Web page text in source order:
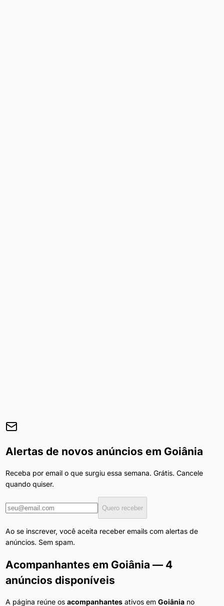
Alertas de novos anúncios em Goiânia
Receba por email o que surgiu essa semana. Grátis. Cancele
quando quiser.
Quero receber
Ao se inscrever, você aceita receber emails com alertas de
anúncios. Sem spam.
Acompanhantes em Goiânia — 4
anúncios disponíveis
A página reúne os acompanhantesativos em Goiâniano